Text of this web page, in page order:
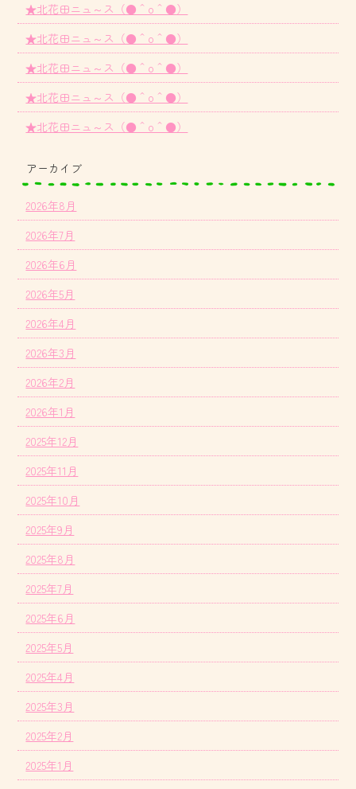
★北花田ニュ～ス（●＾o＾●）
★北花田ニュ～ス（●＾o＾●）
★北花田ニュ～ス（●＾o＾●）
★北花田ニュ～ス（●＾o＾●）
★北花田ニュ～ス（●＾o＾●）
アーカイブ
2026年8月
2026年7月
2026年6月
2026年5月
2026年4月
2026年3月
2026年2月
2026年1月
2025年12月
2025年11月
2025年10月
2025年9月
2025年8月
2025年7月
2025年6月
2025年5月
2025年4月
2025年3月
2025年2月
2025年1月